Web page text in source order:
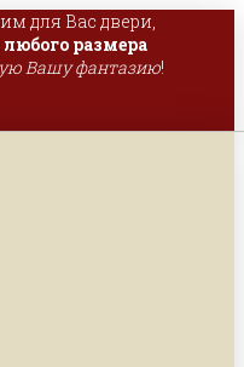
для Вас двери,
любого размера
Вашу фантазию!